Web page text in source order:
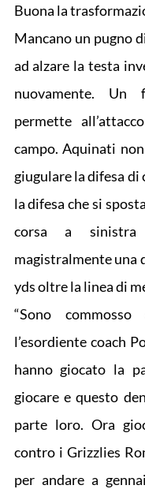
Buona la
Mancano un pugno
ad alzare la testa
nuovamente. Un
permette
campo. Aquinati
giugulare la difesa di
la difesa che si
corsa a sinistra
magistralmente una
yds oltre la linea di
“Sono
l’esordiente coach
hanno giocato la
giocare e questo
parte loro. Ora
contro i Grizzlies
per andare a